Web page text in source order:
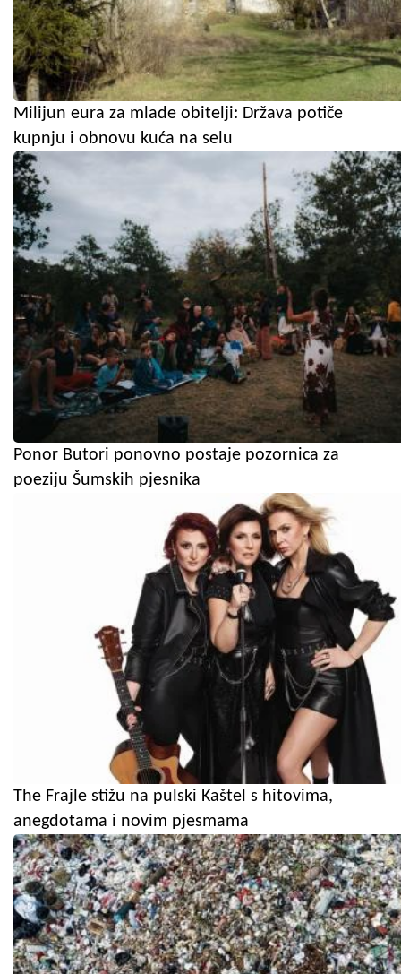
Milijun eura za mlade obitelji: Država potiče
kupnju i obnovu kuća na selu
Ponor Butori ponovno postaje pozornica za
poeziju Šumskih pjesnika
The Frajle stižu na pulski Kaštel s hitovima,
anegdotama i novim pjesmama